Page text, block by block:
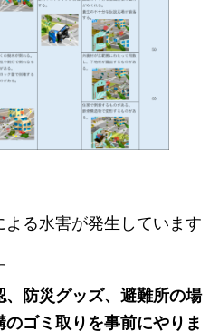
よる水害が発生しています
防災グッズ、避難所の場
ゴミ取りを事前にやりま